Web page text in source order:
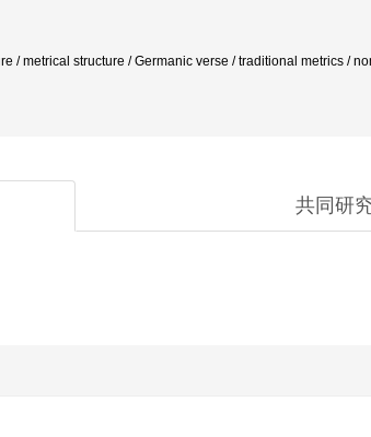
/ metrical structure / Germanic verse / traditional metrics /
共同研